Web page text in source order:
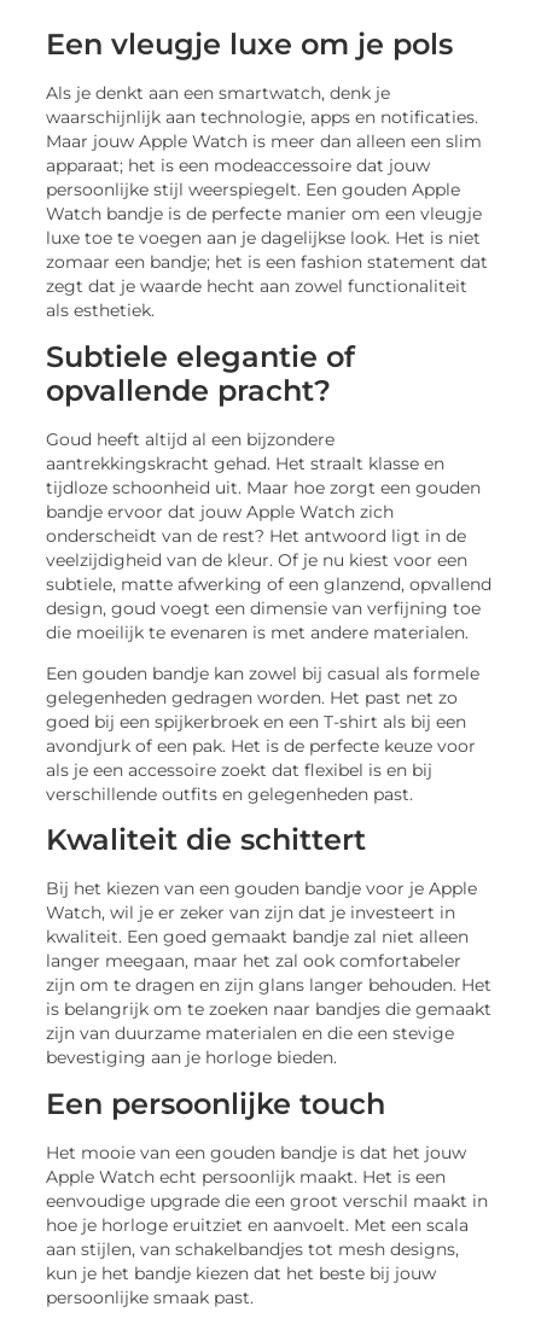
Een vleugje luxe om je pols
Als je denkt aan een smartwatch, denk je
waarschijnlijk aan technologie, apps en notificaties.
Maar jouw Apple Watch is meer dan alleen een slim
apparaat; het is een modeaccessoire dat jouw
persoonlijke stijl weerspiegelt. Een gouden Apple
Watch bandje is de perfecte manier om een vleugje
luxe toe te voegen aan je dagelijkse look. Het is niet
zomaar een bandje; het is een fashion statement dat
zegt dat je waarde hecht aan zowel functionaliteit
als esthetiek.
Subtiele elegantie of
opvallende pracht?
Goud heeft altijd al een bijzondere
aantrekkingskracht gehad. Het straalt klasse en
tijdloze schoonheid uit. Maar hoe zorgt een gouden
bandje ervoor dat jouw Apple Watch zich
onderscheidt van de rest? Het antwoord ligt in de
veelzijdigheid van de kleur. Of je nu kiest voor een
subtiele, matte afwerking of een glanzend, opvallend
design, goud voegt een dimensie van verfijning toe
die moeilijk te evenaren is met andere materialen.
Een gouden bandje kan zowel bij casual als formele
gelegenheden gedragen worden. Het past net zo
goed bij een spijkerbroek en een T-shirt als bij een
avondjurk of een pak. Het is de perfecte keuze voor
als je een accessoire zoekt dat flexibel is en bij
verschillende outfits en gelegenheden past.
Kwaliteit die schittert
Bij het kiezen van een gouden bandje voor je Apple
Watch, wil je er zeker van zijn dat je investeert in
kwaliteit. Een goed gemaakt bandje zal niet alleen
langer meegaan, maar het zal ook comfortabeler
zijn om te dragen en zijn glans langer behouden. Het
is belangrijk om te zoeken naar bandjes die gemaakt
zijn van duurzame materialen en die een stevige
bevestiging aan je horloge bieden.
Een persoonlijke touch
Het mooie van een gouden bandje is dat het jouw
Apple Watch echt persoonlijk maakt. Het is een
eenvoudige upgrade die een groot verschil maakt in
hoe je horloge eruitziet en aanvoelt. Met een scala
aan stijlen, van schakelbandjes tot mesh designs,
kun je het bandje kiezen dat het beste bij jouw
persoonlijke smaak past.